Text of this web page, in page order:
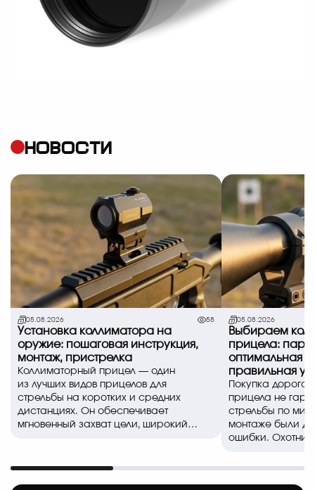
НОВОСТИ
05.08.2026 58
Установка коллиматора на
оружие: пошаговая инструкция,
монтаж, пристрелка
Коллиматорный прицел — один
из лучших видов прицелов для
стрельбы на коротких и средних
дистанциях. Он обеспечивает
мгновенный захват цели, широкий
05.08.2026
Выбираем
прицела:
оптимальная
правильная
Покупка
прицела не
стрельбы по
монтаже были
ошибки.